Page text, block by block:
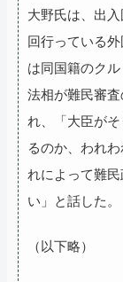
大野氏は、出
回行っている
は同国籍のク
法相が難民審
れ、「大臣が
るのか、われ
れによって難
い」と話した。
（以下略）